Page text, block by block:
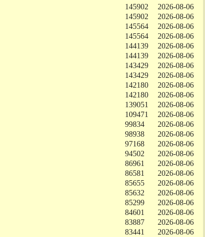
145902
2026-08-06
145902
2026-08-06
145564
2026-08-06
145564
2026-08-06
144139
2026-08-06
144139
2026-08-06
143429
2026-08-06
143429
2026-08-06
142180
2026-08-06
142180
2026-08-06
139051
2026-08-06
109471
2026-08-06
99834
2026-08-06
98938
2026-08-06
97168
2026-08-06
94502
2026-08-06
86961
2026-08-06
86581
2026-08-06
85655
2026-08-06
85632
2026-08-06
85299
2026-08-06
84601
2026-08-06
83887
2026-08-06
83441
2026-08-06